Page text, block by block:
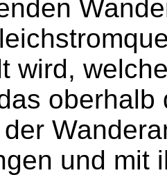
wird,
und mit